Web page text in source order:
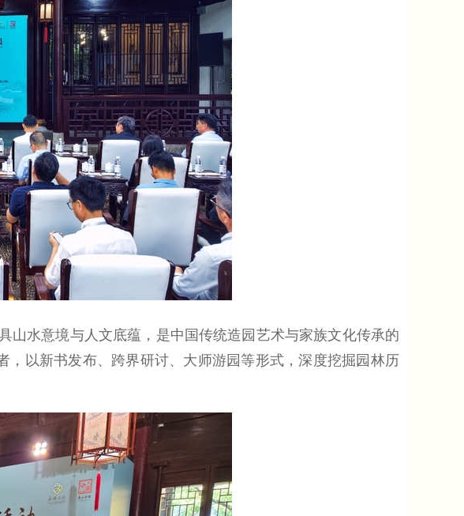
水意境与人文底蕴，是中国传统造园艺术与家族文化传承的
以新书发布、跨界研讨、大师游园等形式，深度挖掘园林历